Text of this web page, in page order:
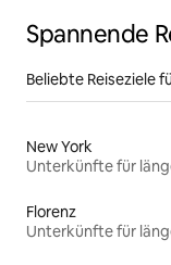
Spannende
Beliebte Reiseziele
New York
Florenz